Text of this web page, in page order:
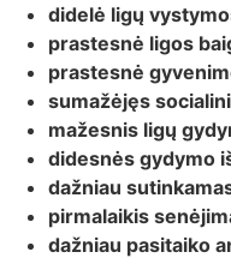
didelė ligų
prastesnė ligos
prastesnė
sumažėjęs
mažesnis ligų
didesnės gydymo
dažniau
pirmalaikis
dažniau pasitaiko